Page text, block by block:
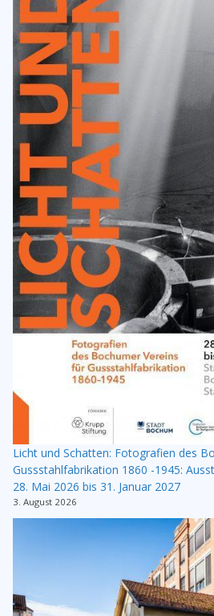
Licht und Schatten: Fotografien des
Gussstahlfabrikation 1860 -1945:
28. Mai 2026 bis 31. Januar 2027
3. August 2026